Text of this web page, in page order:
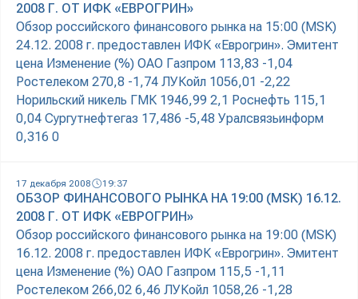
2008 Г. ОТ ИФК «ЕВРОГРИН»
Обзор российского финансового рынка на 15:00 (MSK)
24.12. 2008 г. предоставлен ИФК «Еврогрин». Эмитент
цена Изменение (%) ОАО Газпром 113,83 -1,04
Ростелеком 270,8 -1,74 ЛУКойл 1056,01 -2,22
Норильский никель ГМК 1946,99 2,1 Роснефть 115,1
0,04 Сургутнефтегаз 17,486 -5,48 Уралсвязьинформ
0,316 0
17 декабря 2008 19:37
ОБЗОР ФИНАНСОВОГО РЫНКА НА 19:00 (MSK) 16.12.
2008 Г. ОТ ИФК «ЕВРОГРИН»
Обзор российского финансового рынка на 19:00 (MSK)
16.12. 2008 г. предоставлен ИФК «Еврогрин». Эмитент
цена Изменение (%) ОАО Газпром 115,5 -1,11
Ростелеком 266,02 6,46 ЛУКойл 1058,26 -1,28